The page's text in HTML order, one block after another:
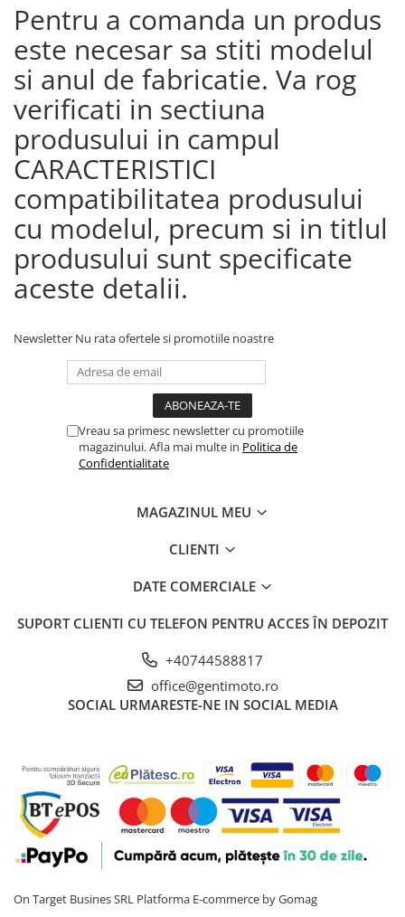
Pentru a comanda un produs
este necesar sa stiti modelul
si anul de fabricatie. Va rog
verificati in sectiuna
produsului in campul
CARACTERISTICI
compatibilitatea produsului
cu modelul, precum si in titlul
produsului sunt specificate
aceste detalii.
Newsletter Nu rata ofertele si promotiile noastre
Vreau sa primesc newsletter cu promotiile
magazinului. Afla mai multe in Politica de
Confidentialitate
MAGAZINUL MEU
CLIENTI
DATE COMERCIALE
SUPORT CLIENTI CU TELEFON PENTRU ACCES ÎN DEPOZIT
+40744588817
office@gentimoto.ro
SOCIAL URMARESTE-NE IN SOCIAL MEDIA
On Target Busines SRL Platforma E-commerce by Gomag